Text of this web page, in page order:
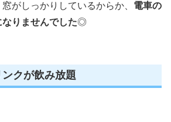
がしっかりしているからか、 電車の
りませんでした◎
クが飲み放題